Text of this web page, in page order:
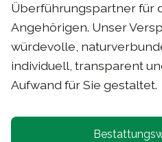
Überführungspartner für
Angehörigen. Unser
würdevolle,
individuell, transparent
Aufwand für Sie gestaltet.